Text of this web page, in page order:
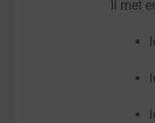
Il met